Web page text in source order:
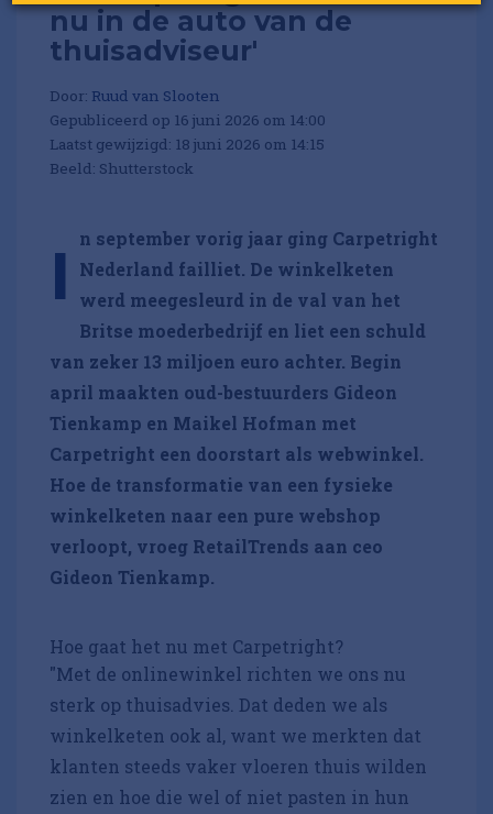
nu in de auto van de
thuisadviseur'
Door: Ruud van Slooten
Gepubliceerd op 16 juni 2026 om 14:00
Laatst gewijzigd: 18 juni 2026 om 14:15
Beeld: Shutterstock
I
n september vorig jaar ging Carpetright
Nederland failliet. De winkelketen
werd meegesleurd in de val van het
Britse moederbedrijf en liet een schuld
van zeker 13 miljoen euro achter. Begin
april maakten oud-bestuurders Gideon
Tienkamp en Maikel Hofman met
Carpetright een doorstart als webwinkel.
Hoe de transformatie van een fysieke
winkelketen naar een pure webshop
verloopt, vroeg RetailTrends aan ceo
Gideon Tienkamp.
Hoe gaat het nu met Carpetright?
"Met de onlinewinkel richten we ons nu
sterk op thuisadvies. Dat deden we als
winkelketen ook al, want we merkten dat
klanten steeds vaker vloeren thuis wilden
zien en hoe die wel of niet pasten in hun